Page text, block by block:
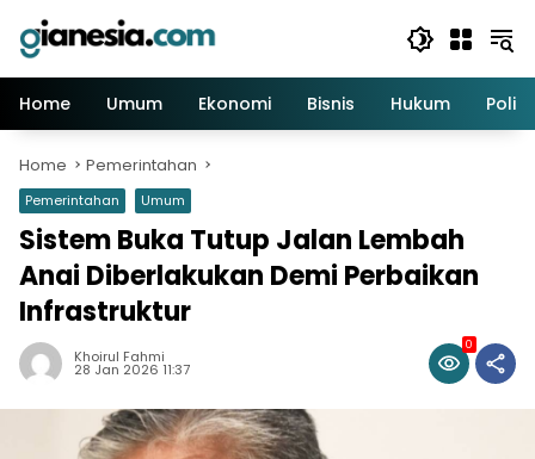
content
Home
Umum Ekonomi Bisnis Hukum Politik
Home Pemerintahan
Pemerintahan Umum
Sistem Buka Tutup Jalan Lembah
Anai Diberlakukan Demi Perbaikan
Infrastruktur
Khoirul Fahmi
28 Jan 2026 11:37
0